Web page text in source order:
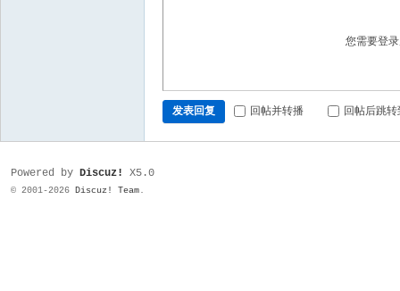
您需要登
发表回复 回帖并转播 回帖后跳
Powered by Discuz! X5.0
© 2001-2026 Discuz! Team.